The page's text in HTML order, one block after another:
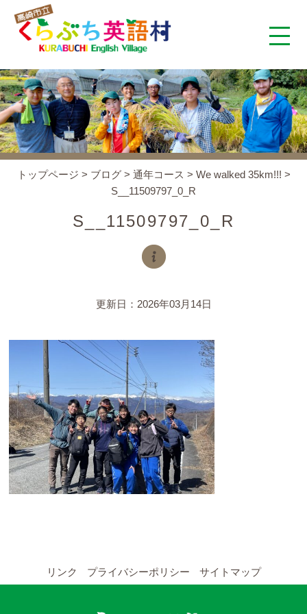
くらぶち英語村とは
コンセプト
YouTubeチャンネル
留学の申し込み
通年コース
週末コース
短期コース
留学コースのご案内
週末コース
トップページ > ブログ> 通年コース > We walked 35km!!! >
S__11509797_0_R
S__11509797_0_R
更新日：2026年03月14日
リンク プライバシーポリシー サイトマップ